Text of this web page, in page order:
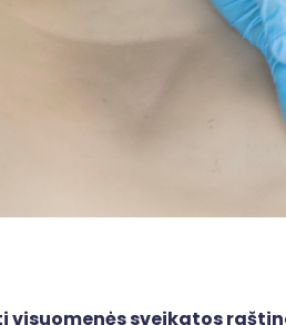
visuomenės sveikatos